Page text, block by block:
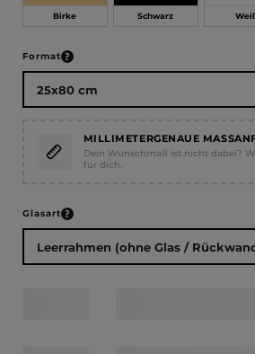
Birke Schwarz
Formatauswählen
MILLIMETERGENAUE
Dein Wunschmaß ist nicht dabei?
für dich.
Glasartauswählen